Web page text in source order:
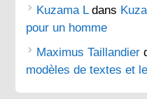
Kuzama Ldans
pour un homme
Maximus Taillandier
modèles de textes et